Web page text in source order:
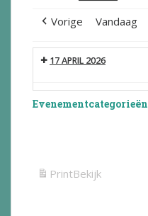
Vorige Vandaag
17 APRIL 2026
Evenementcategorieën
PrintBekijk